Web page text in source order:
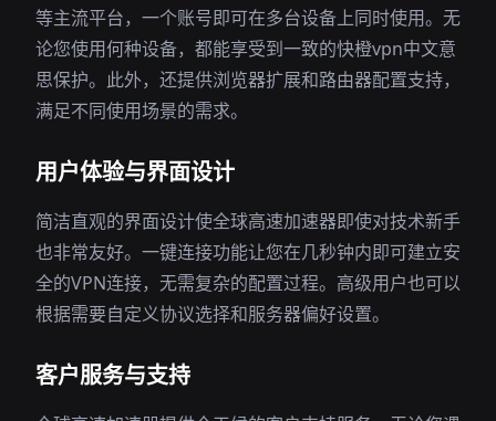
等主流平台，一个账号即可在多台设备上同时使用。无
论您使用何种设备，都能享受到一致的快橙vpn中文意
思保护。此外，还提供浏览器扩展和路由器配置支持，
满足不同使用场景的需求。
用户体验与界面设计
简洁直观的界面设计使全球高速加速器即使对技术新手
也非常友好。一键连接功能让您在几秒钟内即可建立安
全的VPN连接，无需复杂的配置过程。高级用户也可以
根据需要自定义协议选择和服务器偏好设置。
客户服务与支持